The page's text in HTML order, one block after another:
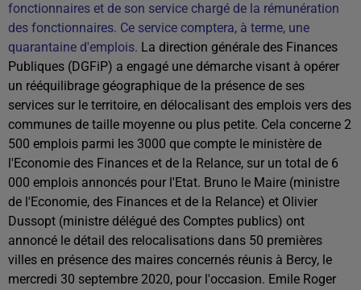
fonctionnaires et de son service chargé de la rémunération
des fonctionnaires. Ce service comptera, à terme, une
quarantaine d'emplois. La direction générale des Finances
Publiques (DGFiP) a engagé une démarche visant à opérer
un rééquilibrage géographique de la présence de ses
services sur le territoire, en délocalisant des emplois vers des
communes de taille moyenne ou plus petite. Cela concerne 2
500 emplois parmi les 3000 que compte le ministère de
l'Economie des Finances et de la Relance, sur un total de 6
000 emplois annoncés pour l'Etat. Bruno le Maire (ministre
de l'Economie, des Finances et de la Relance) et Olivier
Dussopt (ministre délégué des Comptes publics) ont
annoncé le détail des relocalisations dans 50 premières
villes en présence des maires concernés réunis à Bercy, le
mercredi 30 septembre 2020, pour l'occasion. Emile Roger